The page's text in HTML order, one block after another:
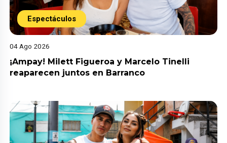
Espectáculos
04 Ago 2026
¡Ampay! Milett Figueroa y Marcelo Tinelli
reaparecen juntos en Barranco